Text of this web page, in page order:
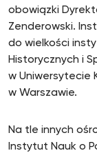
obowiązki
Zenderowski.
do wielkości
Historycznych i
w Uniwersytecie
w Warszawie.
Na tle innych
Instytut Nauk o